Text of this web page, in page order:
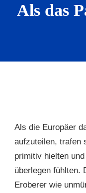
Als das
Als die Europäer
aufzuteilen, trafen
primitiv hielten
überlegen fühlten.
Eroberer wie